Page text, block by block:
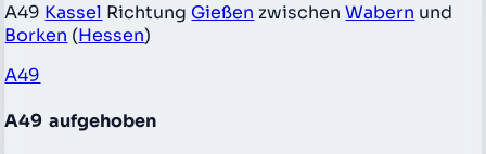
A49 Kassel Richtung Gießen zwischenWabern und
Borken (Hessen)
A49
A49 aufgehoben